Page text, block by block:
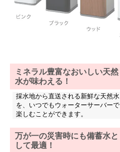
ミネラル豊富なおいしい天然
水が味わえる！
採水地から直送される新鮮な天然水
を、いつでもウォーターサーバーで
楽しむことができます。
万が一の災害時にも備蓄水と
して最適！